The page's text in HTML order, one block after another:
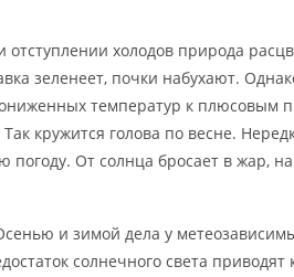
отступлении холодов природа
зеленеет, почки набухают.
температур к плюсовым
кружится голова по весне.
погоду. От солнца бросает в жар,
и зимой дела у
солнечного света